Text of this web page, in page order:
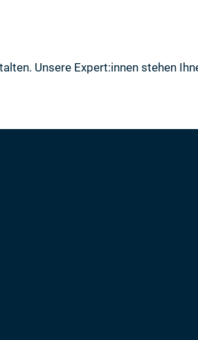
Unsere Expert:innen stehen